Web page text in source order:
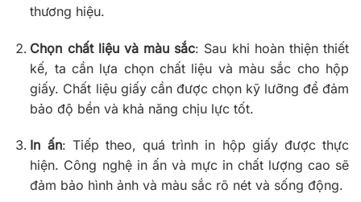
thương hiệu.
Chọn chất liệu và màu sắc: Sau khi hoàn thiện thiết
kế, ta cần lựa chọn chất liệu và màu sắc cho hộp
giấy. Chất liệu giấy cần được chọn kỹ lưỡng để đảm
bảo độ bền và khả năng chịu lực tốt.
In ấn: Tiếp theo, quá trình in hộp giấy được thực
hiện. Công nghệ in ấn và mực in chất lượng cao sẽ
đảm bảo hình ảnh và màu sắc rõ nét và sống động.